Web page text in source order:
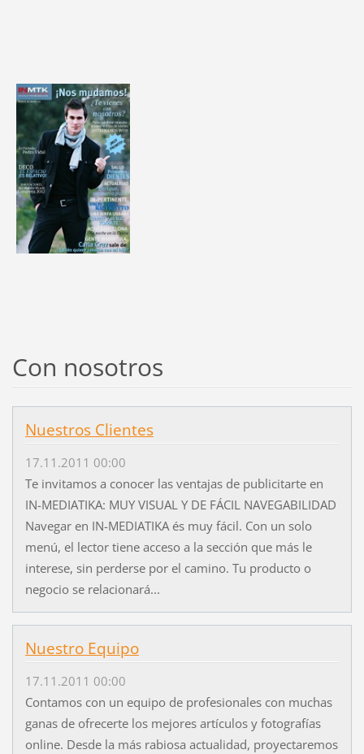
Con nosotros
Nuestros Clientes
17.11.2011 00:00
Te invitamos a conocer las ventajas de publicitarte en
IN-MEDIATIKA: MUY VISUAL Y DE FÁCIL NAVEGABILIDAD
Navegar en IN-MEDIATIKA és muy fácil. Con un solo
menú, el lector tiene acceso a la sección que más le
interese, sin perderse por el camino. Tu producto o
negocio se relacionará...
Nuestro Equipo
17.11.2011 00:00
Contamos con un equipo de profesionales con muchas
ganas de ofrecerte los mejores artículos y fotografías
online. Desde la más rabiosa actualidad, proyectaremos